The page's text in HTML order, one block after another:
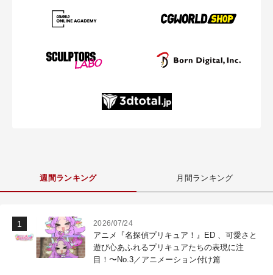
週間ランキング 月間ランキング
2026/07/24
アニメ『名探偵プリキュア！』ED 、可愛さと
遊び心あふれるプリキュアたちの表現に注
目！〜No.3／アニメーション付け篇